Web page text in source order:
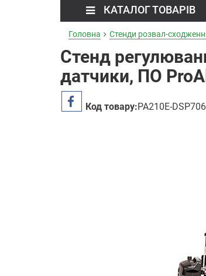
КАТАЛОГ ТОВАРІВ
Головна Стенди розвал-
Стенд
датчики, ПО
Код товару:PA210E-DSP706